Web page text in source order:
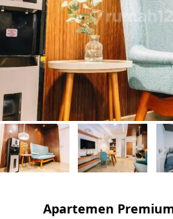
Apartemen